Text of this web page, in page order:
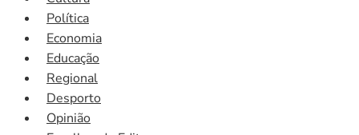
Política
Economia
Educação
Regional
Desporto
Opinião